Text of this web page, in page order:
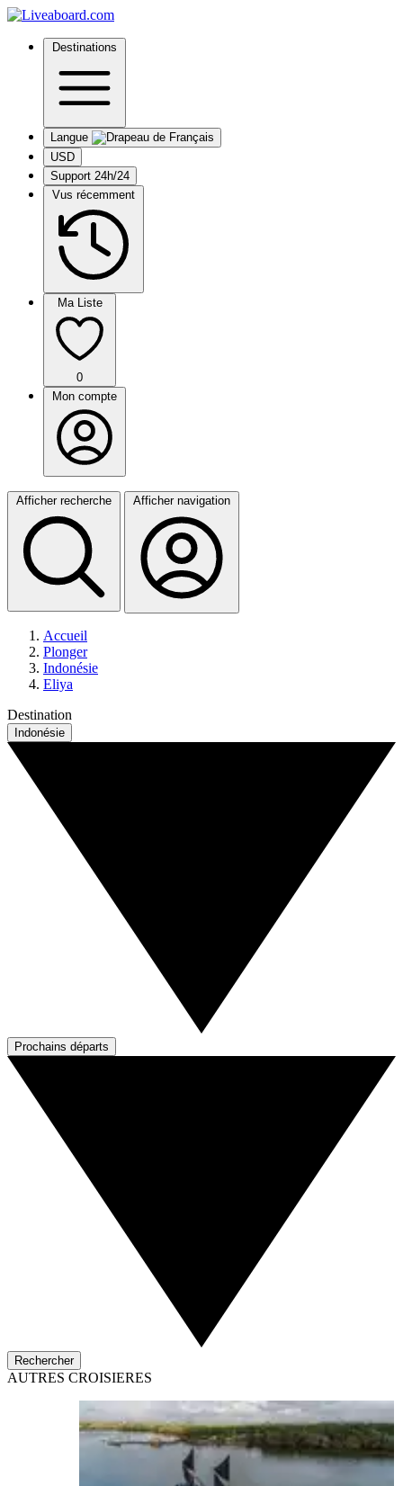
Destinations
Langue
USD
Support 24h/24
Vus récemment
Ma Liste
0
Mon compte
Afficher recherche Afficher navigation
Accueil
Plonger
Indonésie
Eliya
Destination
Indonésie
Prochains départs
Rechercher
AUTRES CROISIERES